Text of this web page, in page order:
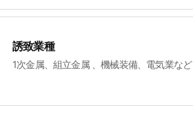
誘致業種
1次金属、組立金属 、機械装備、電気業など